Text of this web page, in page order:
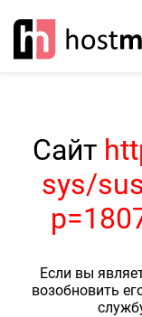
Сайт
sys/
Если вы
возобновить